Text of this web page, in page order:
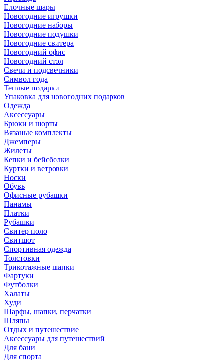
Елочные шары
Новогодние игрушки
Новогодние наборы
Новогодние подушки
Новогодние свитера
Новогодний офис
Новогодний стол
Свечи и подсвечники
Символ года
Теплые подарки
Упаковка для новогодних подарков
Одежда
Аксессуары
Брюки и шорты
Вязаные комплекты
Джемперы
Жилеты
Кепки и бейсболки
Куртки и ветровки
Носки
Обувь
Офисные рубашки
Панамы
Платки
Рубашки
Свитер поло
Свитшот
Спортивная одежда
Толстовки
Трикотажные шапки
Фартуки
Футболки
Халаты
Худи
Шарфы, шапки, перчатки
Шляпы
Отдых и путешествие
Аксессуары для путешествий
Для бани
Для спорта